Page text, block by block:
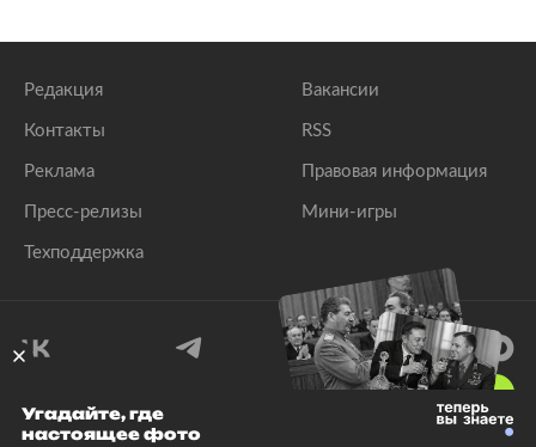
Редакция
Контакты
Реклама
Пресс-релизы
Техподдержка
Вакансии
RSS
Правовая информация
Мини-игры
© 1999–2026 Все права защищены.
Угадайте, где
настоящее фото